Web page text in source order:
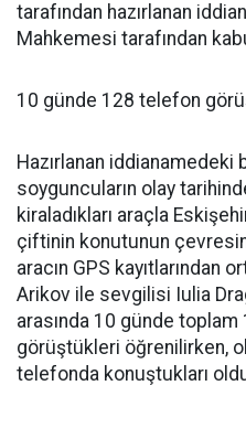
tarafından hazırlanan
Mahkemesi tarafından
10 günde 128 telefon
Hazırlanan iddianamedeki
soyguncuların olay
kiraladıkları araçla
çiftinin konutunun
aracın GPS kayıtlarından
Arikov ile sevgilisi Iulia
arasında 10 günde
görüştükleri öğrenilirken,
telefonda konuştukları